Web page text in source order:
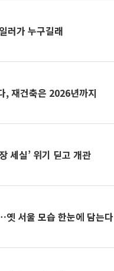
러가 누구길래
, 재건축은 2026년까지
세실’ 위기 딛고 개관
옛 서울 모습 한눈에 담는다